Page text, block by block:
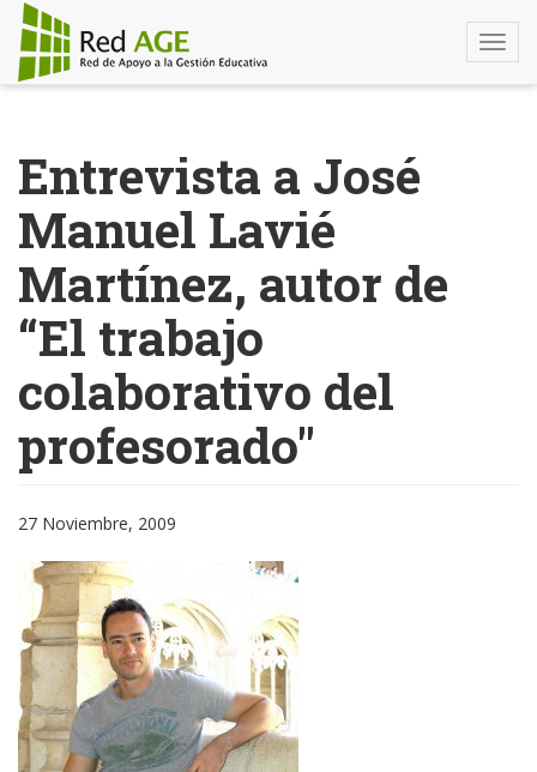
contenido
principal
Entrevista a José
Manuel Lavié
Martínez, autor de
“El trabajo
colaborativo del
profesorado"
27 Noviembre, 2009